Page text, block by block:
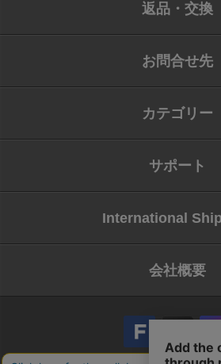
返品・交換
お問合せ先
カテゴリー
サポート
International
会社概要